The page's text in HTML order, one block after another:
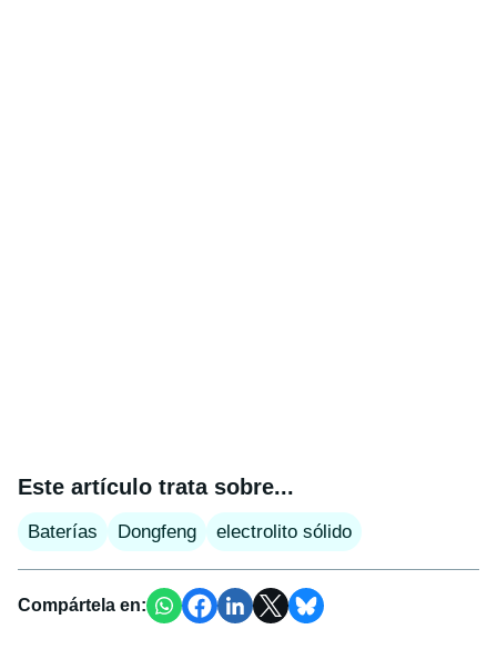
Este artículo trata sobre...
Baterías Dongfeng electrolito sólido
Compártela en: